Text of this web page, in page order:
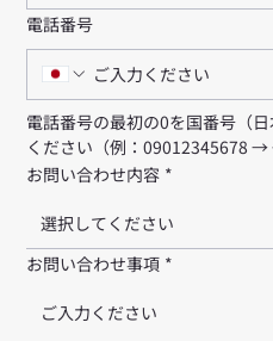
電話番号
電話番号の最初の0を国番号（
ください（例：09012345678 →
お問い合わせ内容 *
お問い合わせ事項 *